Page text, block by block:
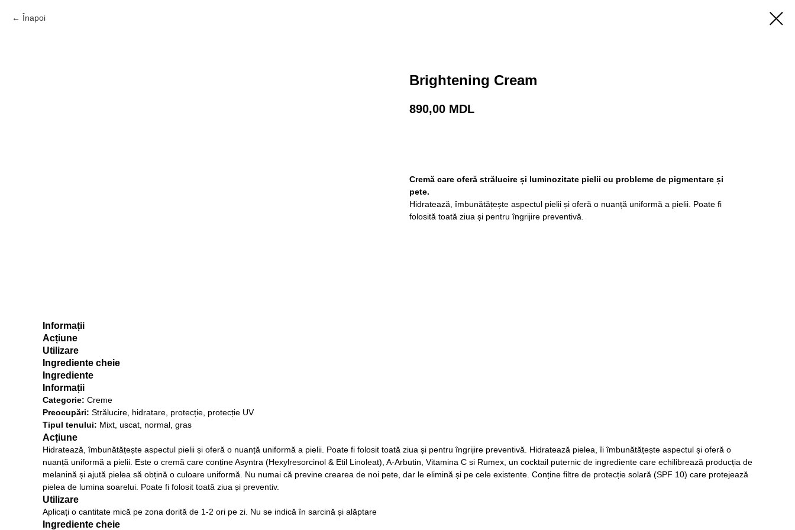
Înapoi
Brightening Cream
890,00 MDL
Cremă care oferă strălucire și luminozitate pielii cu probleme de pigmentare și
pete.
Hidratează, îmbunătățește aspectul pielii și oferă o nuanță uniformă a pielii. Poate fi
folosită toată ziua și pentru îngrijire preventivă.
Informații
Acțiune
Utilizare
Ingrediente cheie
Ingrediente
Informații
Categorie: Creme
Preocupări: Strălucire, hidratare, protecție, protecție UV
Tipul tenului: Mixt, uscat, normal, gras
Acțiune
Hidratează, îmbunătățește aspectul pielii și oferă o nuanță uniformă a pielii. Poate fi folosit toată ziua și pentru îngrijire preventivă. Hidratează pielea, îi îmbunătățește aspectul și oferă o
nuanță uniformă a pielii. Este o cremă care conține Asyntra (Hexylresorcinol & Etil Linoleat), A-Arbutin, Vitamina C si Rumex, un cocktail puternic de ingrediente care echilibrează producția de
melanină și ajută pielea să obțină o culoare uniformă. Nu numai că previne crearea de noi pete, dar le elimină și pe cele existente. Conține filtre de protecție solară (SPF 10) care protejează
pielea de lumina soarelui. Poate fi folosit toată ziua și preventiv.
Utilizare
Aplicați o cantitate mică pe zona dorită de 1-2 ori pe zi. Nu se indică în sarcină și alăptare
Ingrediente cheie